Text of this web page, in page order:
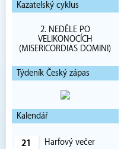
Kazatelský cyklus
2. NEDĚLE PO
VELIKONOCÍCH
(MISERICORDIAS DOMINI)
Týdeník Český zápas
Kalendář
21 Harfový večer